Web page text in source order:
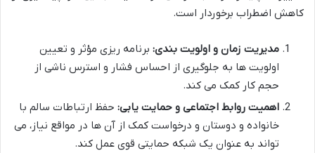
کاهش اضطراب برخوردار است.
مدیریت زمان و اولویت بندی: برنامه ریزی مؤثر و تعیین
اولویت ها به جلوگیری از احساس فشار و استرس ناشی از
حجم کار کمک می کند.
اهمیت روابط اجتماعی و حمایت یابی: حفظ ارتباطات سالم با
خانواده و دوستان و درخواست کمک از آن ها در مواقع نیاز، می
تواند به عنوان یک شبکه حمایتی قوی عمل کند.